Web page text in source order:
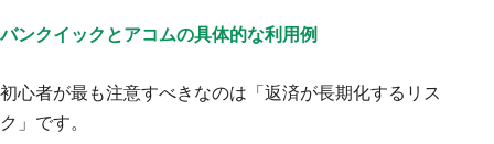
バンクイックとアコムの具体的な利用例
初心者が最も注意すべきなのは「返済が長期化するリス
ク」です。